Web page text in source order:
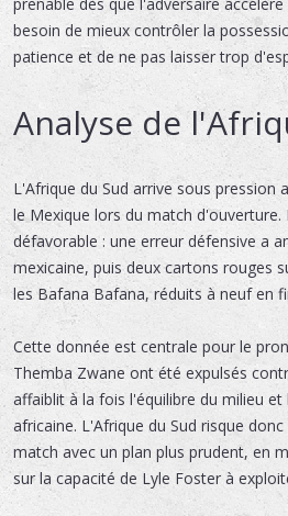
besoin de mieux contrôler la
patience et de ne pas laisser trop
Analyse de
L'Afrique du Sud arrive sous pression
le Mexique lors du match d'ouverture.
défavorable : une erreur défensive a
mexicaine, puis deux cartons rouges
les Bafana Bafana, réduits à neuf en
Cette donnée est centrale pour le
Themba Zwane ont été expulsés
affaiblit à la fois l'équilibre du milieu
africaine. L'Afrique du Sud risque
match avec un plan plus prudent, en
sur la capacité de Lyle Foster à